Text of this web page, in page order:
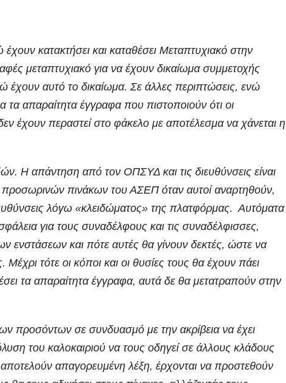
κατακτήσει και καταθέσει Μεταπτυχιακό στην
μεταπτυχιακό για να έχουν δικαίωμα συμμετοχής
έχουν αυτό το δικαίωμα. Σε άλλες περιπτώσεις, ενώ
τα απαραίτητα έγγραφα που πιστοποιούν ότι οι
έχουν περαστεί στο φάκελο με αποτέλεσμα να χάνεται η
Η απάντηση από τον ΟΠΣΥΔ και τις διευθύνσεις είναι
πινάκων του ΑΣΕΠ όταν αυτοί αναρτηθούν,
λόγω «κλειδώματος» της πλατφόρμας. Αυτόματα
για τους συναδέλφους και τις συναδέλφισσες,
ενστάσεων και πότε αυτές θα γίνουν δεκτές, ώστε να
Μέχρι τότε οι κόποι και οι θυσίες τους θα έχουν πάει
τα απαραίτητα έγγραφα, αυτά δε θα μετατραπούν στην
προσόντων σε συνδυασμό με την ακρίβεια να έχει
του καλοκαιριού να τους οδηγεί σε άλλους κλάδους
αποτελούν απαγορευμένη λέξη, έρχονται να προστεθούν